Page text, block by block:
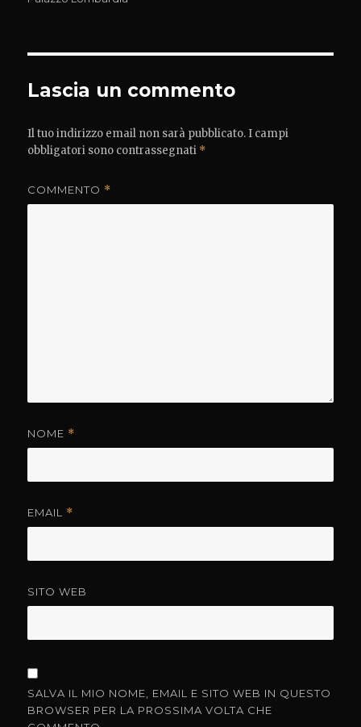
Lascia un commento
Il tuo indirizzo email non sarà pubblicato. I campi
obbligatori sono contrassegnati *
COMMENTO *
NOME *
EMAIL *
SITO WEB
SALVA IL MIO NOME, EMAIL E SITO WEB IN QUESTO
BROWSER PER LA PROSSIMA VOLTA CHE